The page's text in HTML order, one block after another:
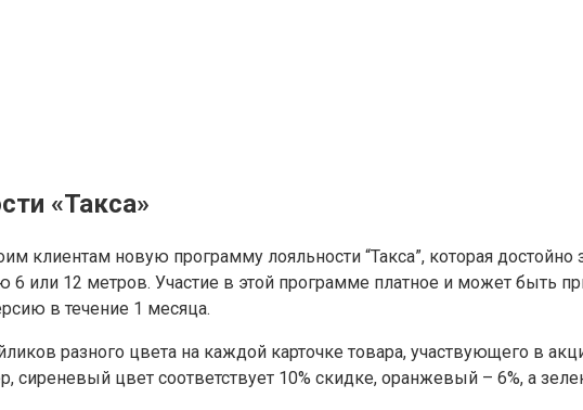
«Такса»
клиентам новую программу лояльности “Такса”, которая
6 или 12 метров. Участие в этой программе платное и может быть
в течение 1 месяца.
разного цвета на каждой карточке товара, участвующего в
сиреневый цвет соответствует 10% скидке, оранжевый – 6%, а